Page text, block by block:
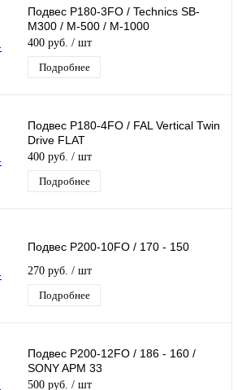
Подвес Р180-3FO / Technics SB-
M300 / M-500 / M-1000
400 руб. / шт
Подробнее
Подвес Р180-4FO / FAL Vertical Twin
Drive FLAT
400 руб. / шт
Подробнее
Подвес Р200-10FO / 170 - 150
270 руб. / шт
Подробнее
Подвес Р200-12FO / 186 - 160 /
SONY APM 33
500 руб. / шт